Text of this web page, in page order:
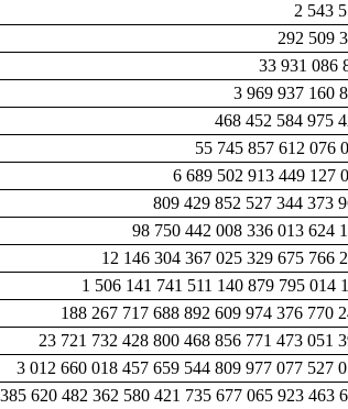
2 543
292 509
33 931 086
3 969 937 160
468 452 584 975
55 745 857 612 076
6 689 502 913 449 127
809 429 852 527 344 373
98 750 442 008 336 013 624
12 146 304 367 025 329 675 766
1 506 141 741 511 140 879 795 014
188 267 717 688 892 609 974 376 770
23 721 732 428 800 468 856 771 473 051
3 012 660 018 457 659 544 809 977 077 527
385 620 482 362 580 421 735 677 065 923 463